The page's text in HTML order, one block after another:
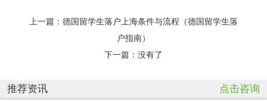
上一篇： 德国留学生落户上海条件与流程（德国留学生落
户指南）
下一篇：没有了
推荐资讯 点击咨询